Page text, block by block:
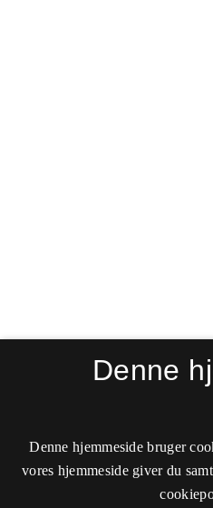
Denne
Denne hjemmeside bruger
vores hjemmeside giver du